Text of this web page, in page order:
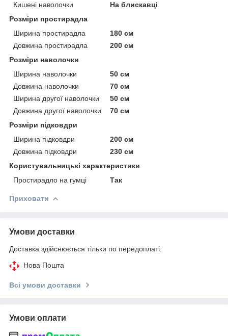
Кишені наволочки
На блискавці
Розміри простирадла
Ширина простирадла
180 см
Довжина простирадла
200 см
Розміри наволочки
Ширина наволочки
50 см
Довжина наволочки
70 см
Ширина другої наволочки
50 см
Довжина другої наволочки
70 см
Розміри підковдри
Ширина підковдри
200 см
Довжина підковдри
230 см
Користувальницькі характеристики
Простирадло на гумці
Так
Приховати
Умови доставки
Доставка здійснюється тільки по передоплаті.
Нова Пошта
Всі умови доставки
Умови оплати